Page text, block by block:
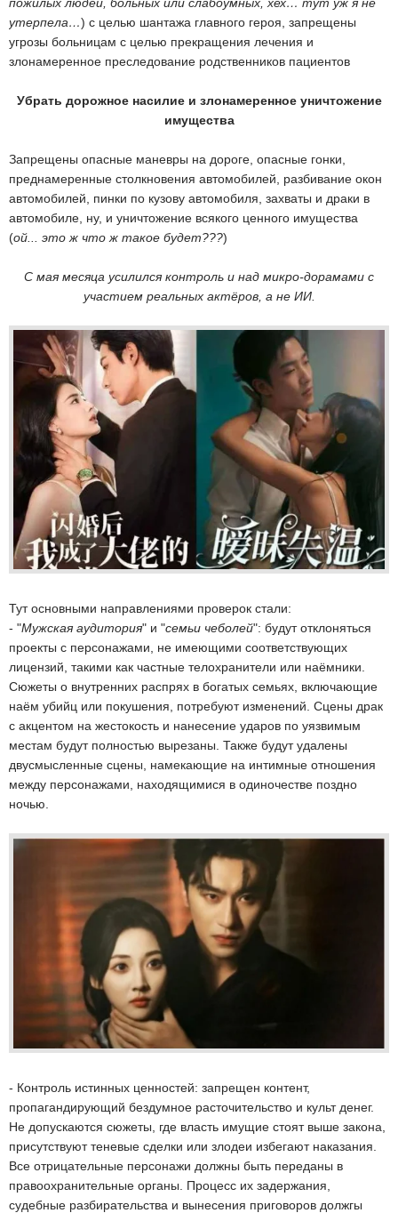
утерпела…) с целью шантажа главного героя, запрещены
угрозы больницам с целью прекращения лечения и
злонамеренное преследование родственников пациентов
Убрать дорожное насилие и злонамеренное уничтожение
имущества
Запрещены опасные маневры на дороге, опасные гонки,
преднамеренные столкновения автомобилей, разбивание окон
автомобилей, пинки по кузову автомобиля, захваты и драки в
автомобиле, ну, и уничтожение всякого ценного имущества
(ой... это ж что ж такое будет???)
С мая месяца усилился контроль и над микро-дорамами с
участием реальных актёров, а не ИИ.
Тут основными направлениями проверок стали:
- "Мужская аудитория" и "семьи чеболей": будут отклоняться
проекты с персонажами, не имеющими соответствующих
лицензий, такими как частные телохранители или наёмники.
Сюжеты о внутренних распрях в богатых семьях, включающие
наём убийц или покушения, потребуют изменений. Сцены драк
с акцентом на жестокость и нанесение ударов по уязвимым
местам будут полностью вырезаны. Также будут удалены
двусмысленные сцены, намекающие на интимные отношения
между персонажами, находящимися в одиночестве поздно
ночью.
- Контроль истинных ценностей: запрещен контент,
пропагандирующий бездумное расточительство и культ денег.
Не допускаются сюжеты, где власть имущие стоят выше закона,
присутствуют теневые сделки или злодеи избегают наказания.
Все отрицательные персонажи должны быть переданы в
правоохранительные органы. Процесс их задержания,
судебные разбирательства и вынесения приговоров должгы